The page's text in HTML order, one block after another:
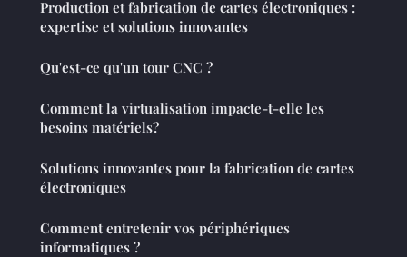
Production et fabrication de cartes électroniques :
expertise et solutions innovantes
Qu'est-ce qu'un tour CNC ?
Comment la virtualisation impacte-t-elle les
besoins matériels?
Solutions innovantes pour la fabrication de cartes
électroniques
Comment entretenir vos périphériques
informatiques ?